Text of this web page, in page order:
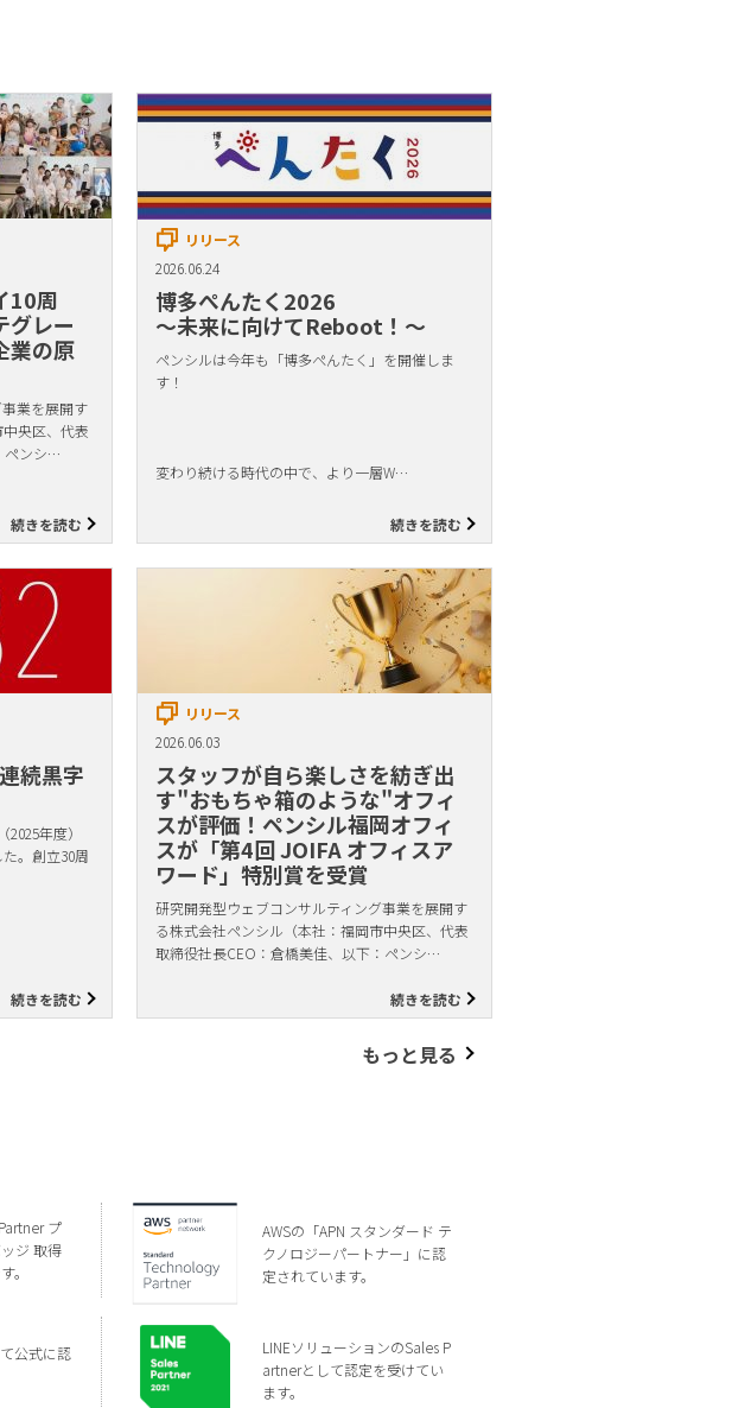
10周
グレー
業の原
業を展開す
央区、代表
ペンシ…
続きを読む
リリース
2026.06.24
博多ぺんたく2026
〜未来に向けてReboot！〜
ペンシルは今年も「博多ぺんたく」を開催しま
す！
変わり続ける時代の中で、より一層W…
続きを読む
続黒字
年度）
。創立30周
続きを読む
リリース
2026.06.03
スタッフが自ら楽しさを紡ぎ出
す"おもちゃ箱のような"オフィ
スが評価！ペンシル福岡オフィ
スが「第4回 JOIFA オフィスア
ワード」特別賞を受賞
研究開発型ウェブコンサルティング事業を展開す
る株式会社ペンシル（本社：福岡市中央区、代表
取締役社長CEO：倉橋美佳、以下：ペンシ…
続きを読む
もっと見る
プ
ジ 取得
。
AWSの「APN スタンダード テ
クノロジーパートナー」に認
定されています。
公式に認
LINEソリューションのSales P
artnerとして認定を受けてい
ます。